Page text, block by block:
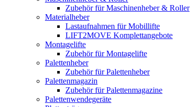
Zubehör für Maschinenheber & Roller
Materialheber
Lastaufnahmen für Mobillifte
LIFT2MOVE Komplettangebote
Montagelifte
Zubehör für Montagelifte
Palettenheber
Zubehör für Palettenheber
Palettenmagazin
Zubehör für Palettenmagazine
Palettenwendegeräte